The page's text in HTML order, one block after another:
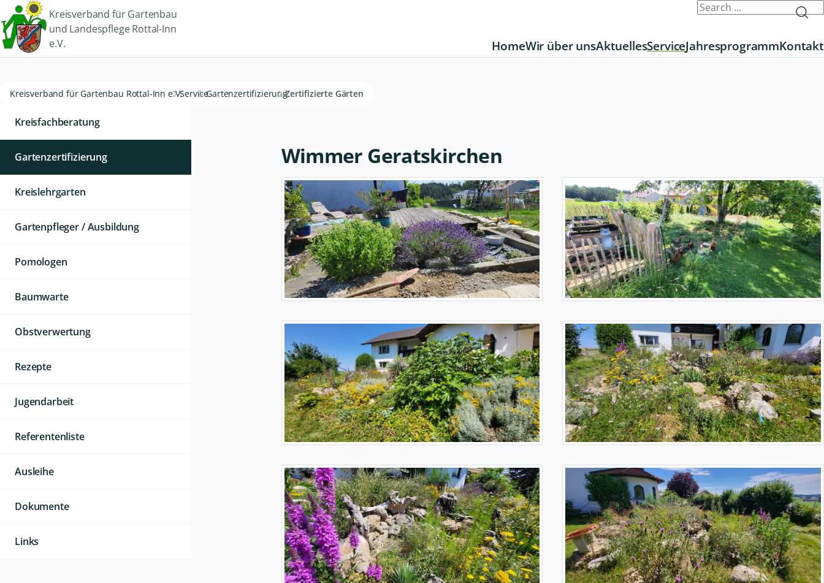
Kreisverband für Gartenbau
und Landespflege Rottal-Inn
e.V.
HomeWir über unsAktuellesServiceJahresprogrammKontakt
Kreisverband für Gartenbau Rottal-Inn e.V.ServiceGartenzertifizierungZertifizierte Gärten
Wimmer Geratskirchen
Kreisfachberatung
Gartenzertifizierung
Kreislehrgarten
Gartenpfleger / Ausbildung
Pomologen
Baumwarte
Obstverwertung
Rezepte
Jugendarbeit
Referentenliste
Ausleihe
Dokumente
Links